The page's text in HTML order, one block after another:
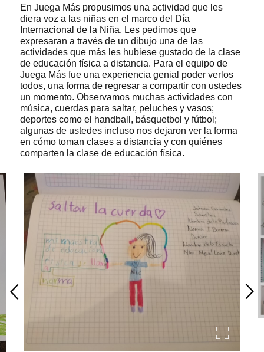
En Juega Más propusimos una actividad que les
diera voz a las niñas en el marco del Día
Internacional de la Niña. Les pedimos que
expresaran a través de un dibujo una de las
actividades que más les hubiese gustado de la clase
de educación física a distancia. Para el equipo de
Juega Más fue una experiencia genial poder verlos
todos, una forma de regresar a compartir con ustedes
un momento. Observamos muchas actividades con
música, cuerdas para saltar, peluches y vasos;
deportes como el handball, básquetbol y fútbol;
algunas de ustedes incluso nos dejaron ver la forma
en cómo toman clases a distancia y con quiénes
comparten la clase de educación física.